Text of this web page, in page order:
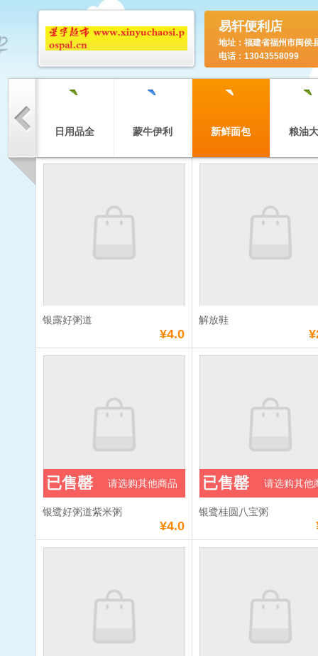
易轩便利店
地址：福建省福州市闽侯
电话：13043558099
`
日用品全
`
蒙牛伊利
`
新鲜面包
`
粮油
6901028143691
银露好粥道
¥4.0
总额：
¥4.0
加入购物车 立即购买
解放鞋
总额：
¥25.0
加入购物车 立即
银鹭好粥道紫米粥
¥4.0
已售罄 请选购其他商品
银鹭桂圆八宝粥
已售罄 请选购其他